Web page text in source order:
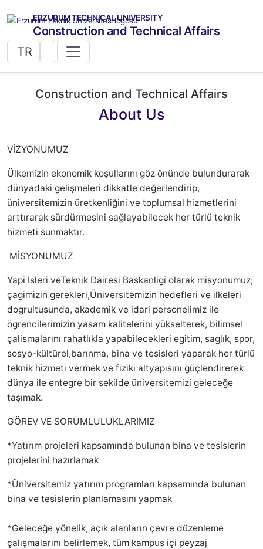
ERZURUM TECHNICAL UNIVERSITY
Construction and Technical Affairs
TR
Construction and Technical Affairs
About Us
VİZYONUMUZ
Ülkemizin ekonomik koşullarını göz önünde bulundurarak
dünyadaki gelişmeleri dikkatle değerlendirip,
üniversitemizin üretkenliğini ve toplumsal hizmetlerini
arttırarak sürdürmesini sağlayabilecek her türlü teknik
hizmeti sunmaktır.
MİSYONUMUZ
Yapi Isleri veTeknik Dairesi Baskanligi olarak misyonumuz;
çagimizin gerekleri,Üniversitemizin hedefleri ve ilkeleri
dogrultusunda, akademik ve idari personelimiz ile
ögrencilerimizin yasam kalitelerini yükselterek, bilimsel
çalismalarını rahatlıkla yapabilecekleri egitim, saglık, spor,
sosyo-kültürel,barınma, bina ve tesisleri yaparak her türlü
teknik hizmeti vermek ve fiziki altyapısını güçlendirerek
dünya ile entegre bir sekilde üniversitemizi geleceğe
taşımak.
GÖREV VE SORUMLULUKLARIMIZ
*Yatırım projeleri kapsamında bulunan bina ve tesislerin
projelerini hazırlamak
*Üniversitemiz yatırım programları kapsamında bulunan
bina ve tesislerin planlamasını yapmak
*Geleceğe yönelik, açık alanların çevre düzenleme
çalışmalarını belirlemek, tüm kampus içi peyzaj